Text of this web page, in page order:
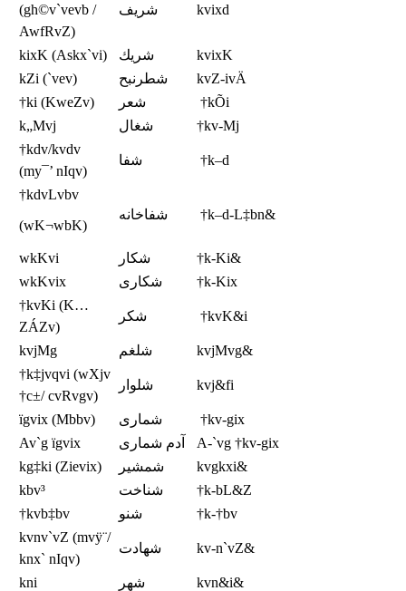
(gh©v`vevb /
AwfRvZ)
شريف kvixd
kixK (Askx`vi) شريك
kvixK
kZi (`vev)
شطرنبح
kvZ-ivÄ
†ki (KweZv)
شعر
†kÕi
k„Mvj
شغال
†kv-Mj
†kdv/kvdv
(my¯’ nIqv)
شفا †k–d
†kdvLvbv
(wK¬wbK)
شفاخانه †k–d-L‡bn&
wkKvi شكار
†k-Ki&
wkKvix
شكارى
†k-Kix
†kvKi (K…
ZÁZv)
شكر †kvK&i
kvjMg شلغم
kvjMvg&
†k‡jvqvi (wXjv
†c±/ cvRvgv)
شلوار kvj&fi
ïgvix (Mbbv) شمارى
†kv-gix
Av`g ïgvix
آدم شمارى
A-`vg †kv-gix
kg‡ki (Zievix)
شمشير
kvgkxi&
kbv³
شناخت
†k-bL&Z
†kvb‡bv
شنو
†k-†bv
kvnv`vZ (mvÿ¨/
knx` nIqv)
شهادت kv-n`vZ&
kni شهر
kvn&i&